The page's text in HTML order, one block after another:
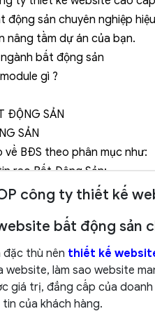
sản chuyên nghiệp
nâng tầm dự án của bạn.
bất động sản
gì ?
ĐỘNG SẢN
SẢN
về BĐS theo phân mục như:
rao Bất Động Sản:
công ty thiết kế
bất động sản
đặc thù nên thiết kế
làm sao website
giá trị, đẳng cấp của doanh
của khách hàng.